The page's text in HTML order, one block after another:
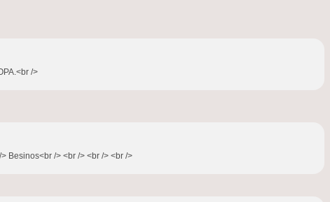
/>
Besinos<br /> <br /> <br /> <br />